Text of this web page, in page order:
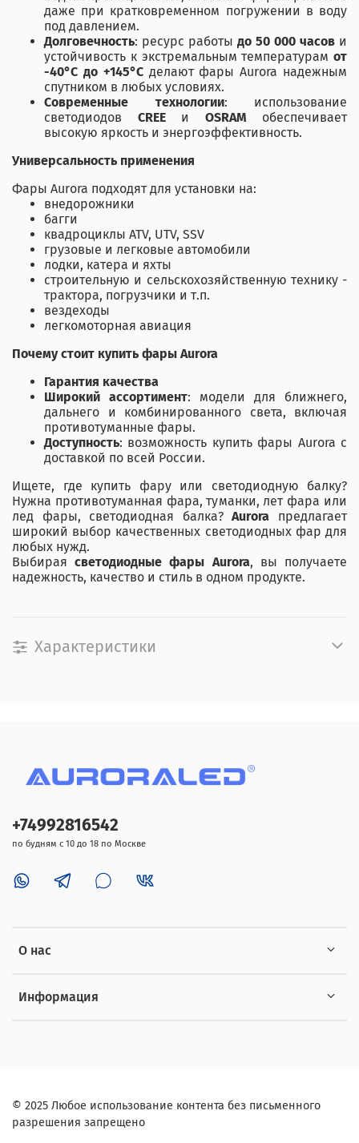
даже при кратковременном погружении в воду
под давлением.
Долговечность: ресурс работы до 50 000 часов и
устойчивость к экстремальным температурам от
-40°C до +145°Cделают фары Aurora надежным
спутником в любых условиях.
Современные технологии: использование
светодиодов CREE и OSRAM обеспечивает
высокую яркость и энергоэффективность.
Универсальность применения
Фары Aurora подходят для установки на:
внедорожники
багги
квадроциклы ATV, UTV, SSV
грузовые и легковые автомобили
лодки, катера и яхты
строительную и сельскохозяйственную технику -
трактора, погрузчики и т.п.
вездеходы
легкомоторная авиация
Почему стоит купить фары Aurora
Гарантия качества
Широкий ассортимент: модели для ближнего,
дальнего и комбинированного света, включая
противотуманные фары.
Доступность: возможность купить фары Aurora с
доставкой по всей России.
Ищете, где купить фару или светодиодную балку?
Нужна противотуманная фара, туманки, лет фара или
лед фары, светодиодная балка?Aurora предлагает
широкий выбор качественных светодиодных фар для
любых нужд.
Выбираясветодиодные фары Aurora, вы получаете
надежность, качество и стиль в одном продукте.
Характеристики
О нас
Информация
+74992816542
по будням с 10 до 18 по Москве
© 2025 Любое использование контента без письменного
разрешения запрещено